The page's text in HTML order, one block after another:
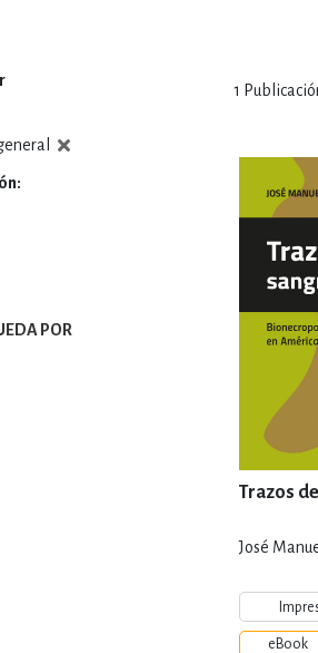
DEPORTES Y
ESTILOS DE
INFANTILES,
1
Trazos
José
eBook
POR